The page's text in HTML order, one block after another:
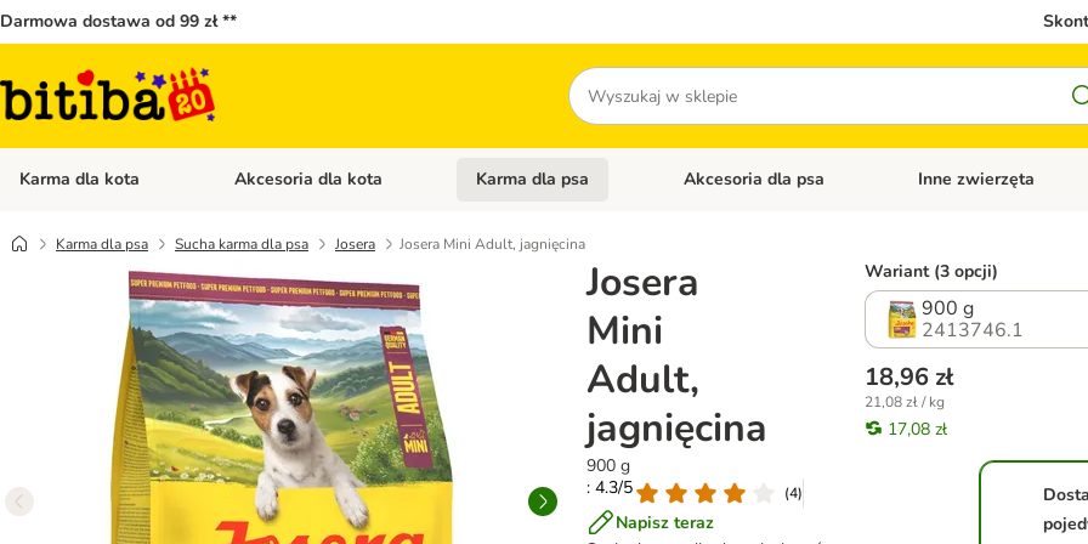
Darmowa dostawa od 99 zł **
Szukaj
Karma dla kota Otwórz menu kategorii: Karma dla kota
Akcesoria dla kota Otwórz menu kategorii: Akcesoria dla kota
Karma dla psa Otwórz menu kategorii: Karma dla psa
Akcesoria dla psa Otwórz menu kategorii:
Inne zwierzęta
Karma dla psa Sucha karma dla psa Josera Josera Mini Adult, jagnięcina
Josera
Mini
Adult,
jagnięcina
900 g
: 4.3/5
(4)
Napisz teraz
Wariant (3 opcji)
900 g
2413746.1
18,96 zł
21,08 zł / kg
17,08 zł